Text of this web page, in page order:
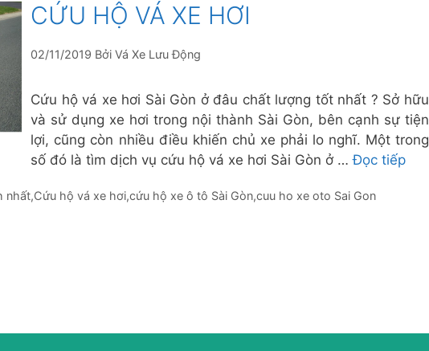
CỨU HỘ VÁ XE HƠI
02/11/2019 BởiVá Xe Lưu Động
Cứu hộ vá xe hơi Sài Gòn ở đâu chất lượng tốt nhất ? Sở hữu
và sử dụng xe hơi trong nội thành Sài Gòn, bên cạnh sự tiện
lợi, cũng còn nhiều điều khiến chủ xe phải lo nghĩ. Một trong
số đó là tìm dịch vụ cứu hộ vá xe hơi Sài Gòn ở …Đọc tiếp
nhất,Cứu hộ vá xe hơi,cứu hộ xe ô tô Sài Gòn,cuu ho xe oto Sai Gon